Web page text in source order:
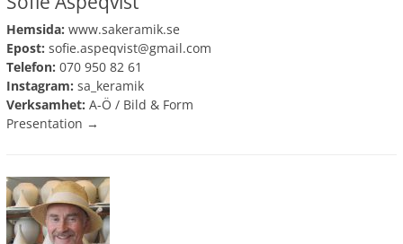
Hemsida: www.sakeramik.se
Epost: sofie.aspeqvist@gmail.com
Telefon: 070 950 82 61
Instagram: sa_keramik
Verksamhet: A-Ö / Bild & Form
Presentation →